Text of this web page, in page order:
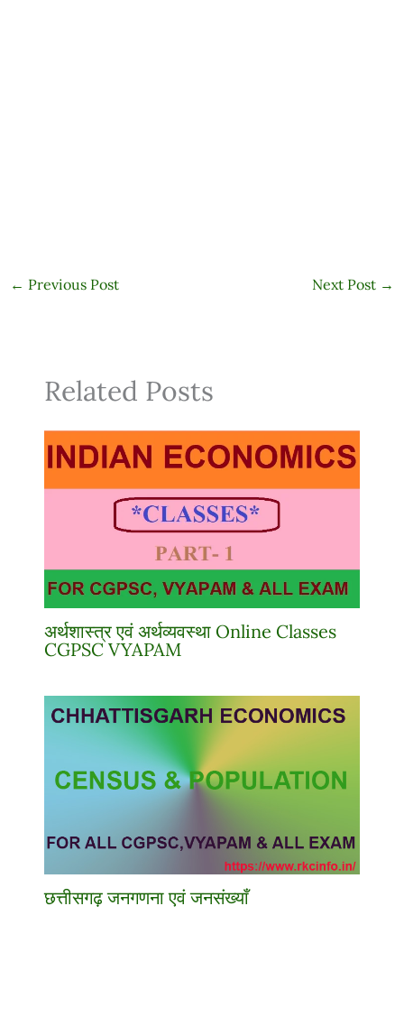
← Previous Post Next Post →
Related Posts
अर्थशास्त्र एवं अर्थव्यवस्था Online Classes
CGPSC VYAPAM
छत्तीसगढ़ जनगणना एवं जनसंख्याँ